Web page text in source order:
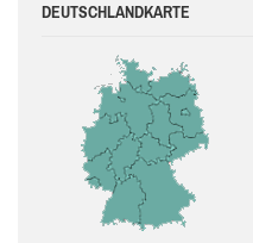
DEUTSCHLANDKARTE